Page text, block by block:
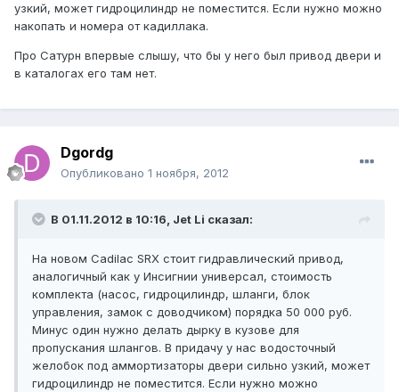
узкий, может гидроцилиндр не поместится. Если нужно можно
накопать и номера от кадиллака.
Про Сатурн впервые слышу, что бы у него был привод двери и
в каталогах его там нет.
Dgordg
Опубликовано 1 ноября, 2012
В 01.11.2012 в 10:16, Jet Li сказал:
На новом Cadilac SRX стоит гидравлический привод,
аналогичный как у Инсигнии универсал, стоимость
комплекта (насос, гидроцилиндр, шланги, блок
управления, замок с доводчиком) порядка 50 000 руб.
Минус один нужно делать дырку в кузове для
пропускания шлангов. В придачу у нас водосточный
желобок под аммортизаторы двери сильно узкий, может
гидроцилиндр не поместится. Если нужно можно